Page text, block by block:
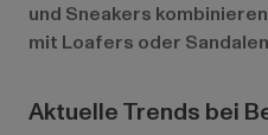
und Sneakers
mit Loafers oder
Aktuelle Trends bei